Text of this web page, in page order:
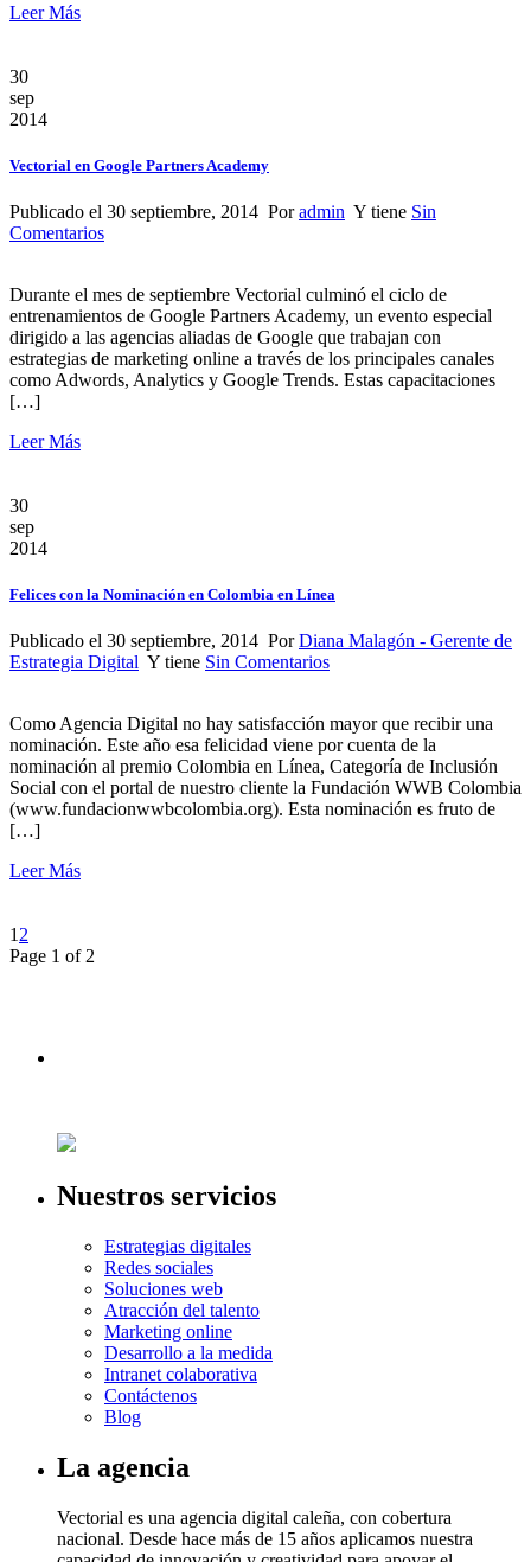
Leer Más
30
sep
2014
Vectorial en Google Partners Academy
Publicado el 30 septiembre, 2014 Poradmin Y tiene Sin
Comentarios
Durante el mes de septiembre Vectorial culminó el ciclo de
entrenamientos de Google Partners Academy, un evento especial
dirigido a las agencias aliadas de Google que trabajan con
estrategias de marketing online a través de los principales canales
como Adwords, Analytics y Google Trends. Estas capacitaciones
[…]
Leer Más
30
sep
2014
Felices con la Nominación en Colombia en Línea
Publicado el 30 septiembre, 2014 PorDiana Malagón - Gerente de
Estrategia Digital Y tiene Sin Comentarios
Como Agencia Digital no hay satisfacción mayor que recibir una
nominación. Este año esa felicidad viene por cuenta de la
nominación al premio Colombia en Línea, Categoría de Inclusión
Social con el portal de nuestro cliente la Fundación WWB Colombia
(www.fundacionwwbcolombia.org). Esta nominación es fruto de
[…]
Leer Más
1 2
Page 1 of 2
Nuestros servicios
Estrategias digitales
Redes sociales
Soluciones web
Atracción del talento
Marketing online
Desarrollo a la medida
Intranet colaborativa
Contáctenos
Blog
La agencia
Vectorial es una agencia digital caleña, con cobertura
nacional. Desde hace más de 15 años aplicamos nuestra